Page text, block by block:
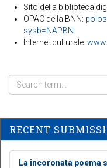
Sito della biblioteca
OPAC della BNN:
sysb=NAPBN
Internet culturale:
RECENT
La incoronata poema